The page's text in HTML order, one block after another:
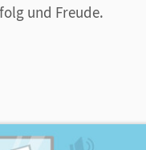
und Freude.